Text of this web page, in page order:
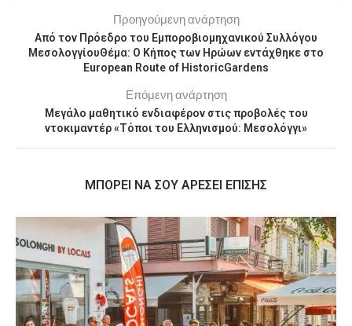
Προηγούμενη ανάρτηση
Από τον Πρόεδρο του Εμποροβιομηχανικού Συλλόγου
ΜεσολογγίουΘέμα: Ο Κήπος των Ηρώων εντάχθηκε στο
European Route of HistoricGardens
Επόμενη ανάρτηση
Μεγάλο μαθητικό ενδιαφέρον στις προβολές του
ντοκιμαντέρ «Τόποι του Ελληνισμού: Μεσολόγγι»
MΠΟΡΕΊ ΝΑ ΣΟΥ ΑΡΈΣΕΙ ΕΠΊΣΗΣ